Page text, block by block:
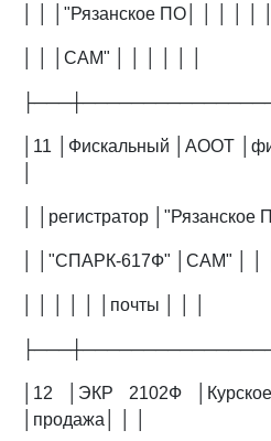
│ │ │"Рязанское ПО│ │ │ │ │ │
│ │ │САМ" │ │ │ │ │ │
│11 │Фискальный │АООТ
│ │регистратор │"Рязанское
│ │"СПАРК-617Ф" │САМ" │ │
│ │ │ │ │ │почты │ │ │
│12 │ЭКР 2102Ф
│продажа│ │ │